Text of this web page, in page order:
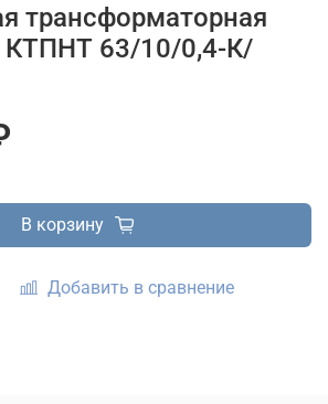
трансформаторная
КТПНТ 63/10/0,4-К/
Добавить в сравнение
В корзину